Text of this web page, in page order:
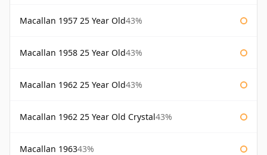
Macallan 1957 25 Year Old43%
Macallan 1958 25 Year Old43%
Macallan 1962 25 Year Old43%
Macallan 1962 25 Year Old Crystal43%
Macallan 196343%